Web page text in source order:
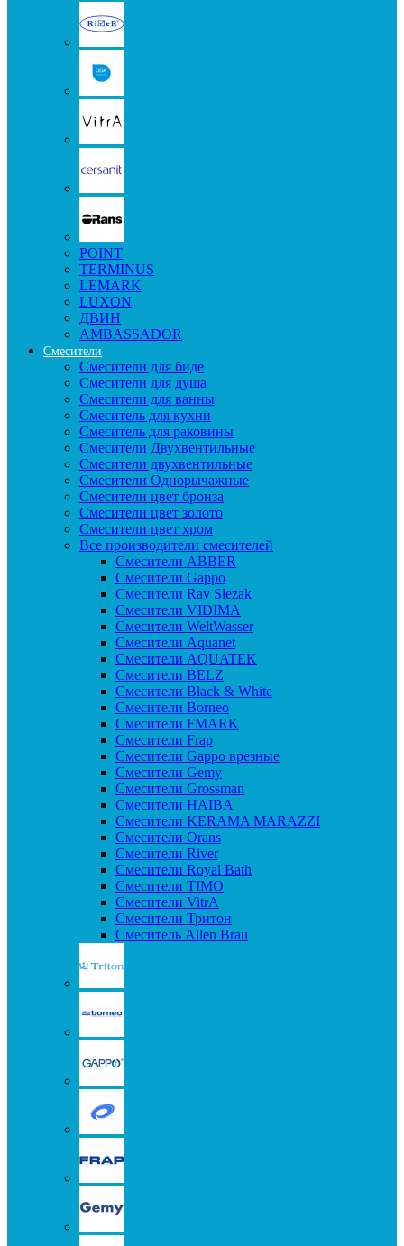
POINT
TERMINUS
LEMARK
LUXON
ДВИН
AMBASSADOR
Смесители
Смесители для биде
Смесители для душа
Смесители для ванны
Смеситель для кухни
Смеситель для раковины
Смесители Двухвентильные
Смесители двухвентильные
Смесители Однорычажные
Смесители цвет бронза
Смесители цвет золото
Смесители цвет хром
Все производители смесителей
Cмесители ABBER
Cмесители Gappo
Cмесители Rav Slezak
Cмесители VIDIMA
Cмесители WeltWasser
Смесители Aquanet
Смесители AQUATEK
Смесители BELZ
Смесители Black & White
Смесители Borneo
Смесители FMARK
Смесители Frap
Смесители Gappo врезные
Смесители Gemy
Смесители Grossman
Смесители HAIBA
Смесители KERAMA MARAZZI
Смесители Orans
Смесители River
Смесители Royal Bath
Смесители TIMO
Смесители VitrA
Смесители Тритон
Смеситель Allen Brau